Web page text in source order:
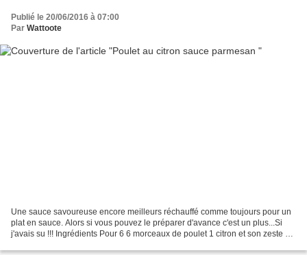
Publié le 20/06/2016 à 07:00
Par Wattoote
Une sauce savoureuse encore meilleurs réchauffé comme toujours pour un
plat en sauce. Alors si vous pouvez le préparer d'avance c'est un plus...Si
j'avais su !!! Ingrédients Pour 6 6 morceaux de poulet 1 citron et son zeste 2